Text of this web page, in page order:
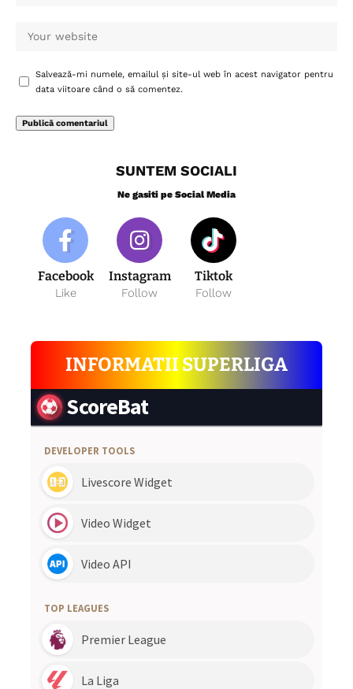
Salvează-mi numele, emailul și site-ul web în acest navigator pentru
data viitoare când o să comentez.
SUNTEM SOCIALI
Ne gasiti pe Social Media
Facebook
Like
Instagram
Follow
Tiktok
Follow
INFORMATII SUPERLIGA